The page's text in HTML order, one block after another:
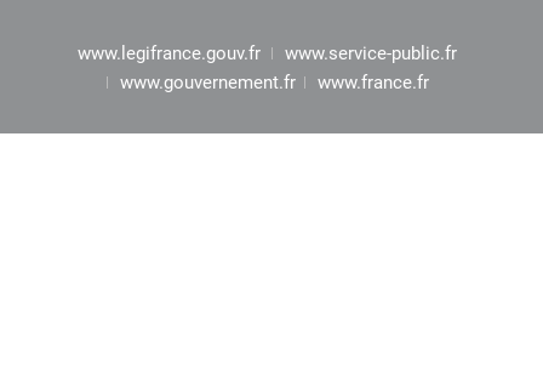
www.legifrance.gouv.fr
www.service-public.fr
www.gouvernement.fr
www.france.fr